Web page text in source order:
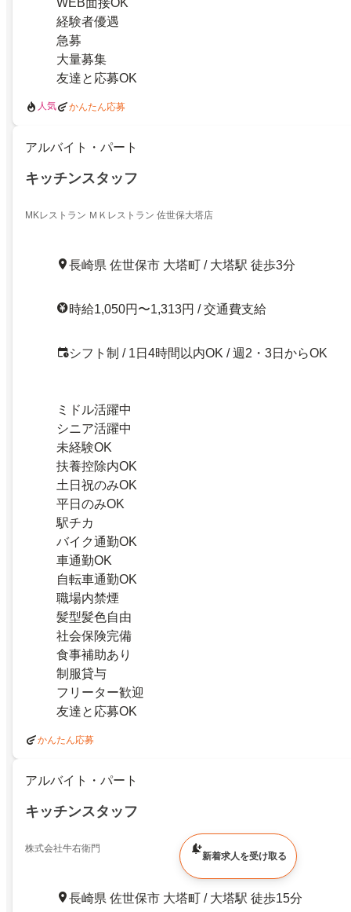
経験者優遇
急募
大量募集
友達と応募OK
人気 かんたん応募
アルバイト・パート
キッチンスタッフ
MKレストラン ＭＫレストラン 佐世保大塔店
長崎県 佐世保市 大塔町 / 大塔駅 徒歩3分
時給1,050円〜1,313円 / 交通費支給
シフト制 / 1日4時間以内OK / 週2・3日からOK
ミドル活躍中
シニア活躍中
未経験OK
扶養控除内OK
土日祝のみOK
平日のみOK
駅チカ
バイク通勤OK
車通勤OK
自転車通勤OK
職場内禁煙
髪型髪色自由
社会保険完備
食事補助あり
制服貸与
フリーター歓迎
友達と応募OK
かんたん応募
アルバイト・パート
キッチンスタッフ
株式会社牛右衛門
長崎県 佐世保市 大塔町 / 大塔駅 徒歩15分
新着求人を受け取る